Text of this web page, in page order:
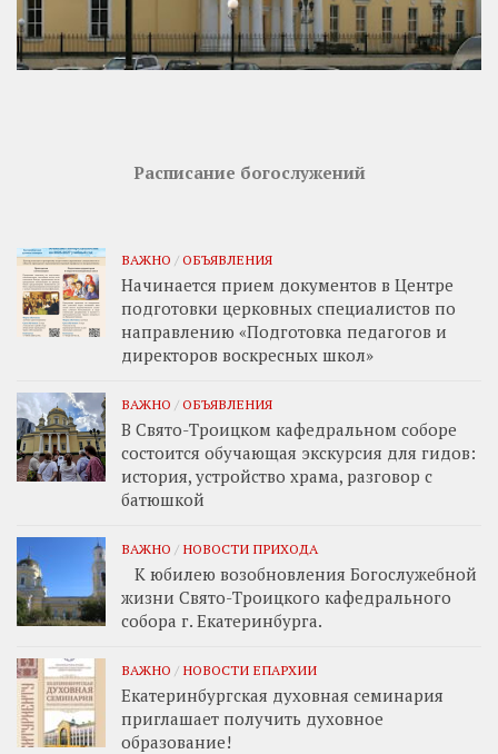
Расписание богослужений
ВАЖНО / ОБЪЯВЛЕНИЯ
Начинается прием документов в Центре
подготовки церковных специалистов по
направлению «Подготовка педагогов и
директоров воскресных школ»
ВАЖНО / ОБЪЯВЛЕНИЯ
В Свято-Троицком кафедральном соборе
состоится обучающая экскурсия для гидов:
история, устройство храма, разговор с
батюшкой
ВАЖНО / НОВОСТИ ПРИХОДА
К юбилею возобновления Богослужебной
жизни Свято-Троицкого кафедрального
собора г. Екатеринбурга.
ВАЖНО / НОВОСТИ ЕПАРХИИ
Екатеринбургская духовная семинария
приглашает получить духовное
образование!